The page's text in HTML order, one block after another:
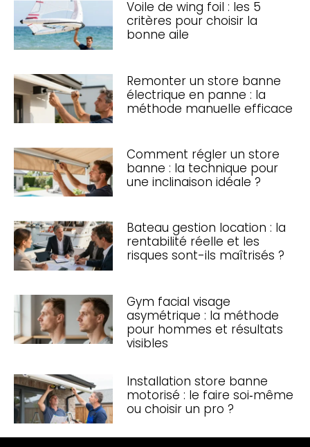
Voile de wing foil : les 5
critères pour choisir la
bonne aile
Remonter un store banne
électrique en panne : la
méthode manuelle efficace
Comment régler un store
banne : la technique pour
une inclinaison idéale ?
Bateau gestion location : la
rentabilité réelle et les
risques sont-ils maîtrisés ?
Gym facial visage
asymétrique : la méthode
pour hommes et résultats
visibles
Installation store banne
motorisé : le faire soi‑même
ou choisir un pro ?